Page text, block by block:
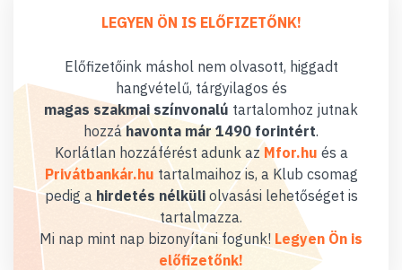
LEGYEN ÖN IS ELŐFIZETŐNK!
Előfizetőink máshol nem olvasott, higgadt
hangvételű, tárgyilagos és
magas szakmai színvonalú tartalomhoz jutnak
hozzáhavonta már 1490 forintért.
Korlátlan hozzáférést adunk az Mfor.hu és a
Privátbankár.hu tartalmaihoz is, a Klub csomag
pedig a hirdetés nélküliolvasási lehetőséget is
tartalmazza.
Mi nap mint nap bizonyítani fogunk! Legyen Ön is
előfizetőnk!